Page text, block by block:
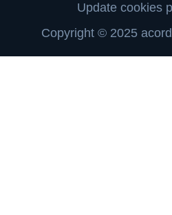
Update cookies
Copyright © 2025